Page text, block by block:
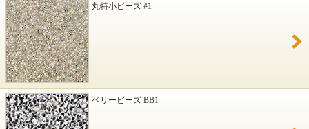
丸特小ビーズ #1
ベリービーズ BB1